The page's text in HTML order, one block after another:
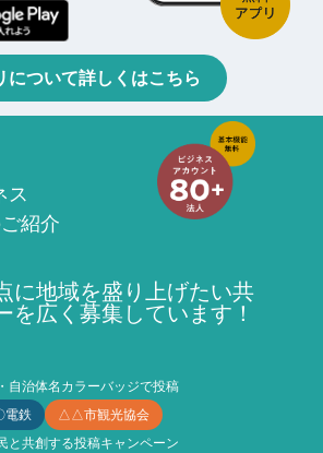
について詳しくはこちら
ス
紹介
に地域を盛り上げたい共
を広く募集しています！
自治体名カラーバッジで投稿
電鉄
△△市観光協会
と共創する投稿キャンペーン